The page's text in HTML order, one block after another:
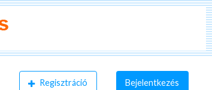
Regisztráció Bejelentkezés